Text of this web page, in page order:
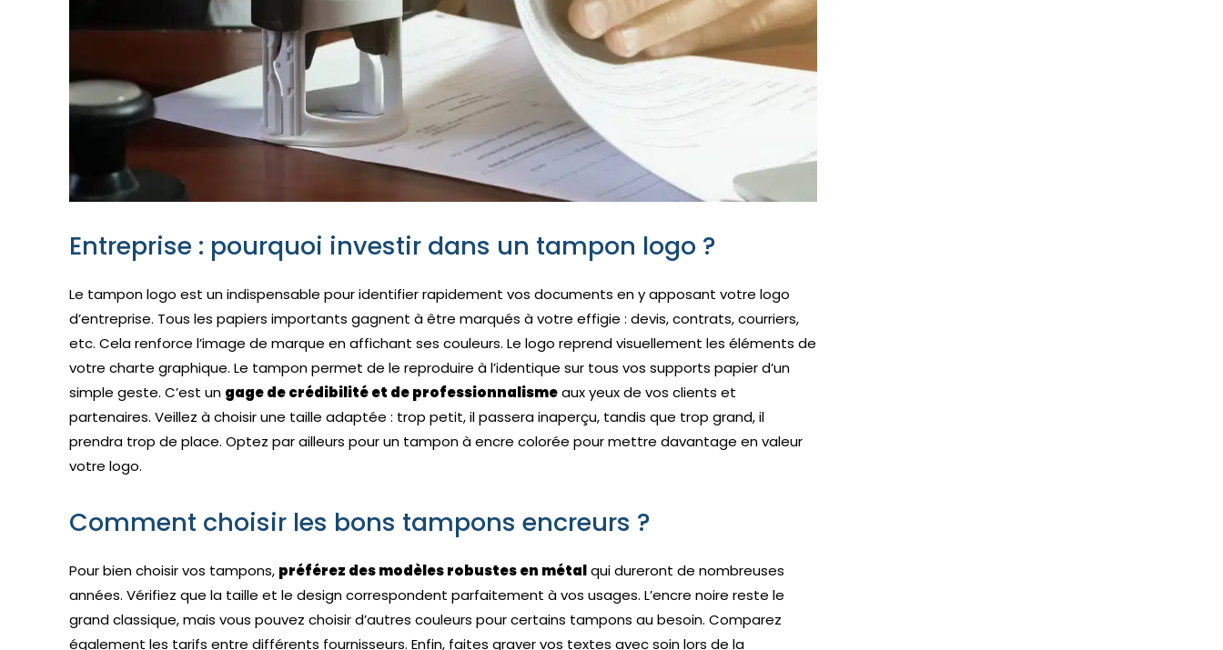
Entreprise : pourquoi investir dans un tampon logo ?
Le tampon logo est un indispensable pour identifier rapidement vos documents en y apposant votre logo
d’entreprise. Tous les papiers importants gagnent à être marqués à votre effigie : devis, contrats, courriers,
etc. Cela renforce l’image de marque en affichant ses couleurs. Le logo reprend visuellement les éléments de
votre charte graphique. Le tampon permet de le reproduire à l’identique sur tous vos supports papier d’un
simple geste. C’est un gage de crédibilité et de professionnalismeaux yeux de vos clients et
partenaires. Veillez à choisir une taille adaptée : trop petit, il passera inaperçu, tandis que trop grand, il
prendra trop de place. Optez par ailleurs pour un tampon à encre colorée pour mettre davantage en valeur
votre logo.
Comment choisir les bons tampons encreurs ?
Pour bien choisir vos tampons, préférez des modèles robustes en métalqui dureront de nombreuses
années. Vérifiez que la taille et le design correspondent parfaitement à vos usages. L’encre noire reste le
grand classique, mais vous pouvez choisir d’autres couleurs pour certains tampons au besoin. Comparez
également les tarifs entre différents fournisseurs. Enfin, faites graver vos textes avec soin lors de la